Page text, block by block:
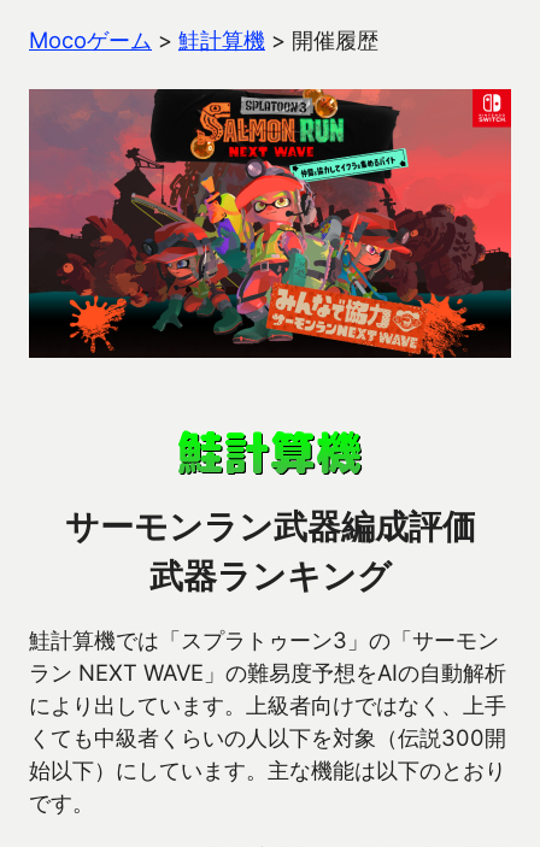
Mocoゲーム > 鮭計算機 > 開催履歴
サーモンラン武器編成評価
武器ランキング
鮭計算機では「スプラトゥーン3」の「サーモン
ラン NEXT WAVE」の難易度予想をAIの自動解析
により出しています。上級者向けではなく、上手
くても中級者くらいの人以下を対象（伝説300開
始以下）にしています。主な機能は以下のとおり
です。